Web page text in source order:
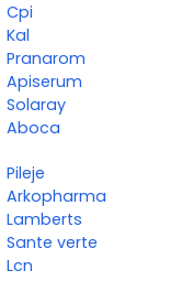
Cpi
Kal
Pranarom
Apiserum
Solaray
Aboca
Pileje
Arkopharma
Lamberts
Sante verte
Lcn